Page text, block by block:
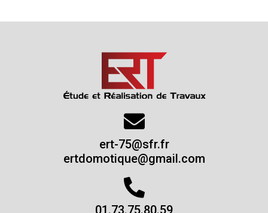
ert-75@sfr.fr
ertdomotique@gmail.com
01.73.75.80.59